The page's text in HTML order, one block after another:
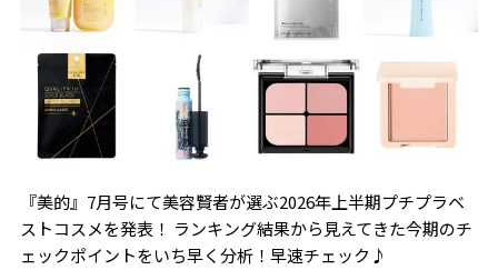
『美的』7月号にて美容賢者が選ぶ2026年上半期プチプラベ
ストコスメを発表！ ランキング結果から見えてきた今期のチ
ェックポイントをいち早く分析！早速チェック♪